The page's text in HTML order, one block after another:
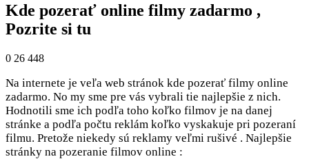
Kde pozerať online filmy zadarmo ,
Pozrite si tu
0 26 448
Na internete je veľa web stránok kde pozerať filmy online
zadarmo. No my sme pre vás vybrali tie najlepšie z nich.
Hodnotili sme ich podľa toho koľko filmov je na danej
stránke a podľa počtu reklám koľko vyskakuje pri pozeraní
filmu. Pretože niekedy sú reklamy veľmi rušivé . Najlepšie
stránky na pozeranie filmov online :